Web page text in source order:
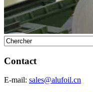
Contact
E-mail: sales@alufoil.cn